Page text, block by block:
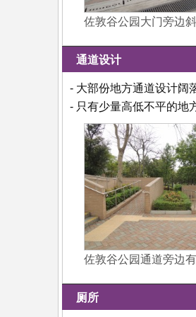
佐敦谷公园大门旁边
通道设计
- 大部份地方通道设计阔
- 只有少量高低不平的地
佐敦谷公园通道旁边
厕所